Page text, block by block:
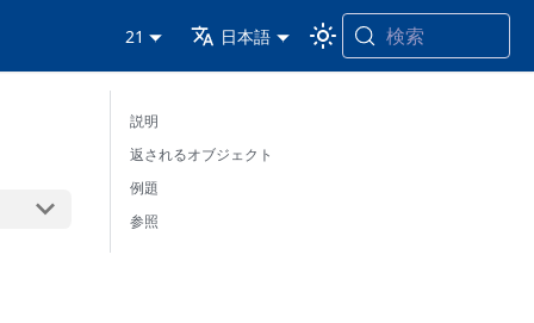
21 日本語 検索
説明
返されるオブジェクト
例題
参照